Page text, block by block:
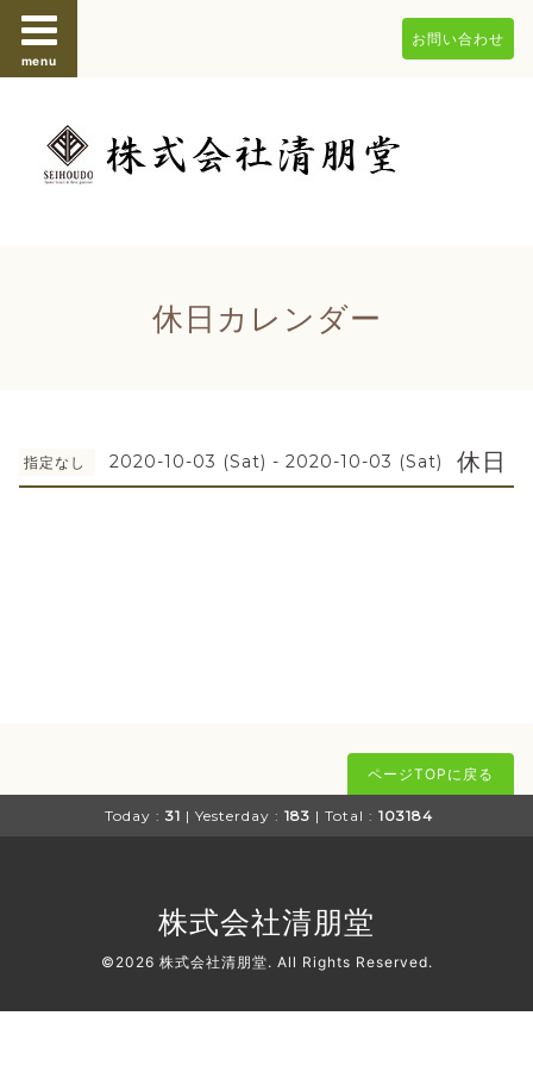
menu
お問い合わせ
休日カレンダー
指定なし 2020-10-03 (Sat) - 2020-10-03 (Sat) 休日
ページTOPに戻る
Today : 31 | Yesterday : 183 | Total : 103184
株式会社清朋堂
©2026 株式会社清朋堂. All Rights Reserved.